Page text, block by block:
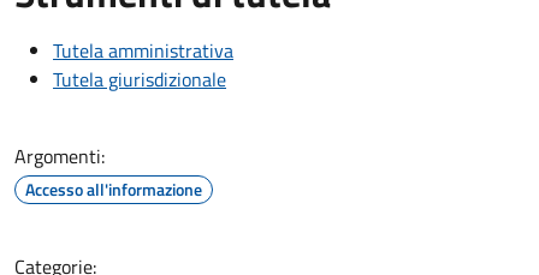
Tutela amministrativa
Tutela giurisdizionale
Argomenti:
Accesso all'informazione
Categorie: